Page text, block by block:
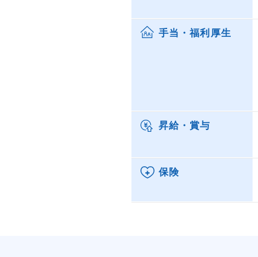
手当・福利厚生
昇給・賞与
保険